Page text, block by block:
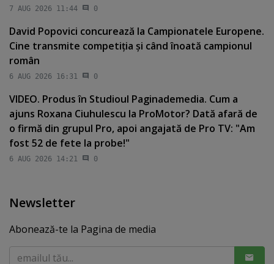
7 AUG 2026 11:44 0
David Popovici concurează la Campionatele Europene.
Cine transmite competiţia şi când înoată campionul
român
6 AUG 2026 16:31 0
VIDEO. Produs în Studioul Paginademedia. Cum a
ajuns Roxana Ciuhulescu la ProMotor? Dată afară de
o firmă din grupul Pro, apoi angajată de Pro TV: "Am
fost 52 de fete la probe!"
6 AUG 2026 14:21 0
Newsletter
Abonează-te la Pagina de media